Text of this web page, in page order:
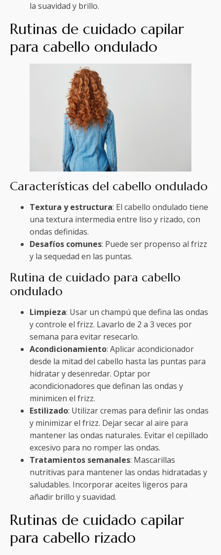
la suavidad y brillo.
Rutinas de cuidado capilar
para cabello ondulado
Características del cabello ondulado
Textura y estructura: El cabello ondulado tiene
una textura intermedia entre liso y rizado, con
ondas definidas.
Desafíos comunes: Puede ser propenso al frizz
y la sequedad en las puntas.
Rutina de cuidado para cabello
ondulado
Limpieza: Usar un champú que defina las ondas
y controle el frizz. Lavarlo de 2 a 3 veces por
semana para evitar resecarlo.
Acondicionamiento: Aplicar acondicionador
desde la mitad del cabello hasta las puntas para
hidratar y desenredar. Optar por
acondicionadores que definan las ondas y
minimicen el frizz.
Estilizado: Utilizar cremas para definir las ondas
y minimizar el frizz. Dejar secar al aire para
mantener las ondas naturales. Evitar el cepillado
excesivo para no romper las ondas.
Tratamientos semanales: Mascarillas
nutritivas para mantener las ondas hidratadas y
saludables. Incorporar aceites ligeros para
añadir brillo y suavidad.
Rutinas de cuidado capilar
para cabello rizado